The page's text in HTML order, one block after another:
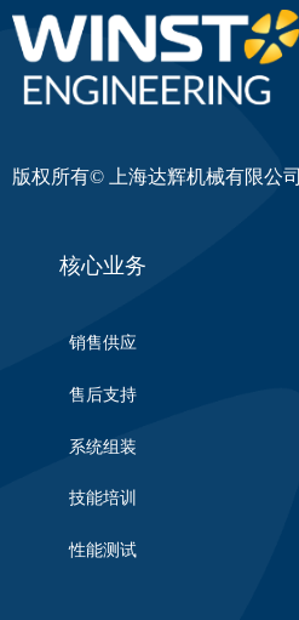
版权所有© 上海达辉机械有限公司
核心业务
销售供应
售后支持
系统组装
技能培训
性能测试